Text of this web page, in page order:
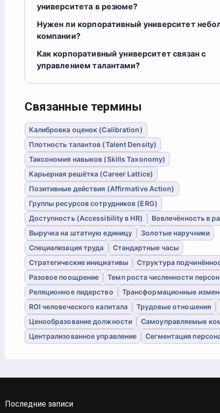
университета в резюме?
Нужен ли корпоративный университет
компании?
Как корпоративный университет связан с
управлением талантами?
Связанные термины
Калибровка оценок (Calibration)
Плотность талантов (Talent Density)
Таксономия навыков (Skills Taxonomy)
Карьерная решётка (Career Lattice)
Позитивные действия (Affirmative Action)
Группы ресурсов сотрудников (ERG)
Доступность (Accessibility в HR)
Вовлечённость в
Выручка на штатную единицу
Золотые наручники
Специализация труда
Стандартные часы
Стратегические инициативы
Структура
Разовое поощрение
Темп роста численности
Реляционное лидерство
Трансформационные
ROI человеческого капитала
Трудовые отношения
Ценообразование должности
Самоуправляемые
Централизованное управление
Сегментация
Последние записи